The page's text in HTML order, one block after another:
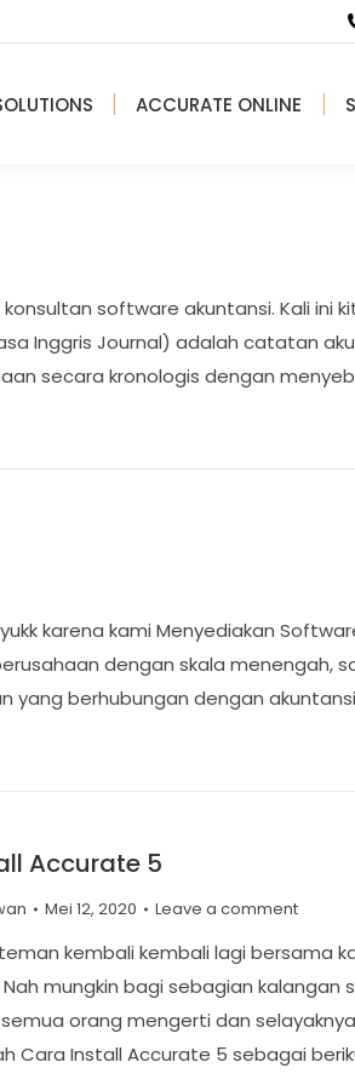
ACCURATE ONLINE
software akuntansi. Kali ini
Inggris Journal) adalah catatan
secara kronologis dengan
karena kami Menyediakan
dengan skala menengah,
berhubungan dengan
Accurate 5
Mei 12, 2020 Leave a comment
kembali kembali lagi bersama
Nah mungkin bagi sebagian
orang mengerti dan
Cara Install Accurate 5 sebagai